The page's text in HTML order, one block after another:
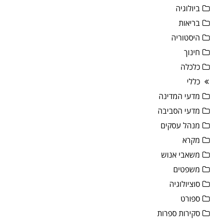
ביולוגיה
בריאות
היסטוריה
חינוך
כלכלה
כללי
מדעי המדינה
מדעי הסביבה
מנהל עסקים
מקרא
משאבי אנוש
משפטים
סוציולוגיה
ספורט
סקירות ספרות